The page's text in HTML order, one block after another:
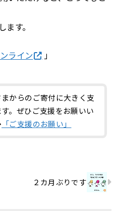
す。
ライン 」
からのご寄付に大きく支
。ぜひご支援をお願いい
「ご支援のお願い」
２カ月ぶりです